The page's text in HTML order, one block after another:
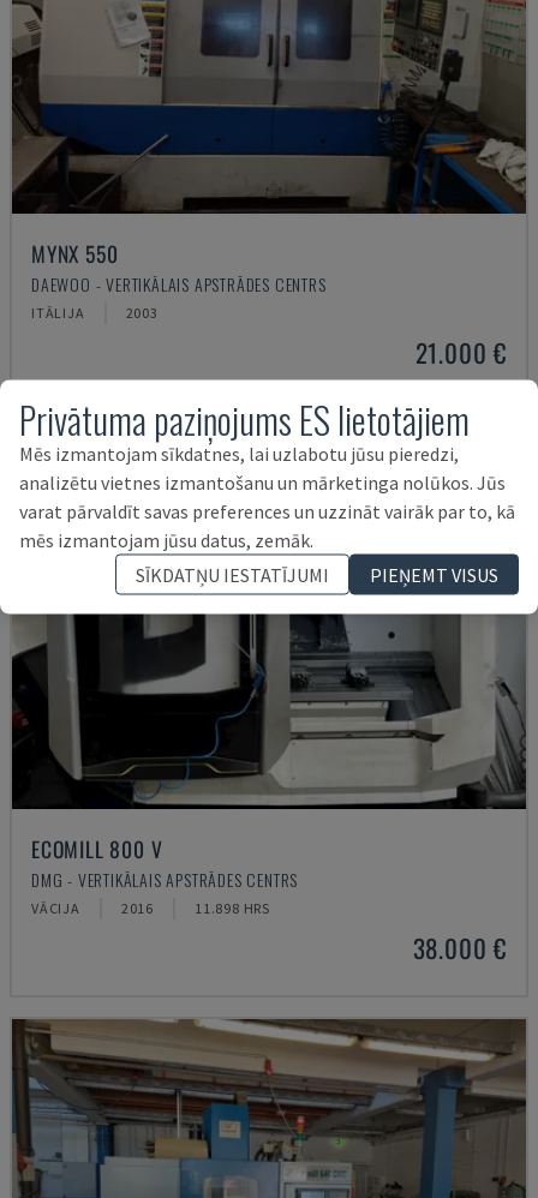
MYNX 550
DAEWOO - VERTIKĀLAIS APSTRĀDES CENTRS
ITĀLIJA 2003
21.000 €
ECOMILL 800 V
DMG - VERTIKĀLAIS APSTRĀDES CENTRS
VĀCIJA 2016 11.898 HRS
38.000 €
Privātuma paziņojums ES lietotājiem
Mēs izmantojam sīkdatnes, lai uzlabotu jūsu pieredzi,
analizētu vietnes izmantošanu un mārketinga nolūkos. Jūs
varat pārvaldīt savas preferences un uzzināt vairāk par to, kā
mēs izmantojam jūsu datus, zemāk.
SĪKDATŅU IESTATĪJUMI
PIEŅEMT VISUS